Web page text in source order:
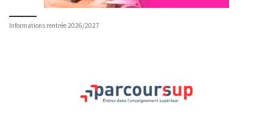
Informations rentrée 2026/2027